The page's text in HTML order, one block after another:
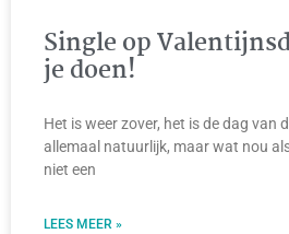
Single op
je doen!
Het is weer zover, het is de dag van
allemaal natuurlijk, maar wat nou
niet een
LEES MEER »